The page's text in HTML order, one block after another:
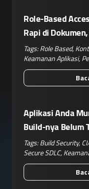
Role-Based
Rapi di
Operasional
Tags:Role Based,
Keamanan Aplikasi,
Aplikasi Anda
Build-nya Belum
Tags:Build Security,
Secure SDLC,